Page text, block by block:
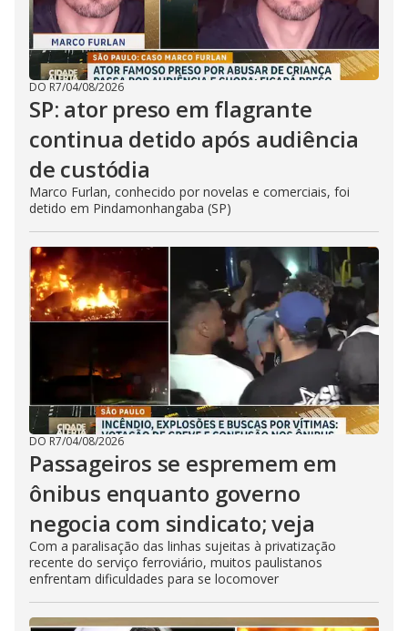
DO R7/04/08/2026
SP: ator preso em flagrante
continua detido após audiência
de custódia
Marco Furlan, conhecido por novelas e comerciais, foi
detido em Pindamonhangaba (SP)
DO R7/04/08/2026
Passageiros se espremem em
ônibus enquanto governo
negocia com sindicato; veja
Com a paralisação das linhas sujeitas à privatização
recente do serviço ferroviário, muitos paulistanos
enfrentam dificuldades para se locomover